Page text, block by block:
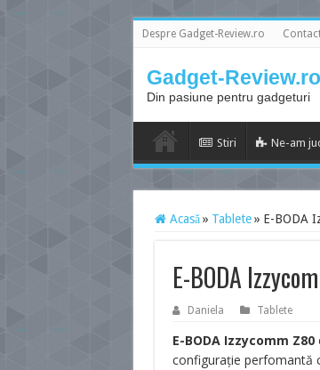
Despre Gadget-Review.ro
Gadget-Review.ro
Din pasiune pentru gadgeturi
Stiri Ne-am
Acasă » Tablete » E-BODA
E-BODA
Daniela Tablete
E-BODA Izzycomm Z80
configurație perfomantă